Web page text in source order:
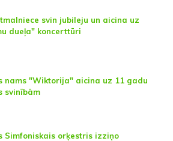
svin jubileju un aicina uz
dueļa" koncerttūri
nams "Wiktorija" aicina uz 11 gadu
svinībām
Simfoniskais orķestris izziņo